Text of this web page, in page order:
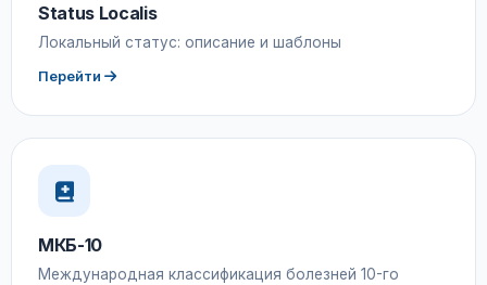
Status Localis
Локальный статус: описание и шаблоны
Перейти
МКБ-10
Международная классификация болезней 10-го